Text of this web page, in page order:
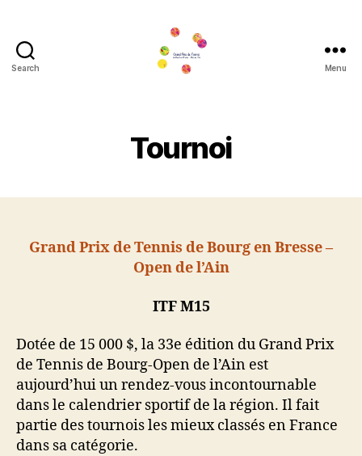
Search
de
Menu
Tournoi
Grand Prix de Tennis de Bourg en Bresse –
Open de l’Ain
ITF M15
Dotée de 15 000 $, la 33e édition du Grand Prix
de Tennis de Bourg-Open de l’Ain est
aujourd’hui un rendez-vous incontournable
dans le calendrier sportif de la région. Il fait
partie des tournois les mieux classés en France
dans sa catégorie.